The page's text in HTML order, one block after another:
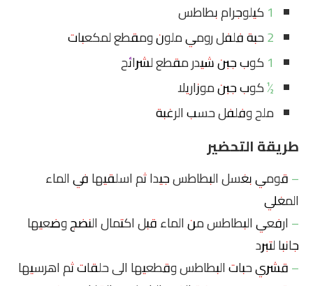
1 كيلوجرام بطاطس
2 حبة فلفل رومي ملون ومقطع لمكعبات
1 كوب جبن شيدر مقطع لشرائح
½ كوب جبن موزاريلا
ملح وفلفل حسب الرغبة
طريقة التحضير
– قومي بغسل البطاطس جيدا ثم اسلقيها في الماء
المغلي
– ارفعي البطاطس من الماء قبل اكتمال النضج وضعيها
جانبا لتبرد
– قشري حبات البطاطس وقطعيها الى حلقات ثم اهرسيها